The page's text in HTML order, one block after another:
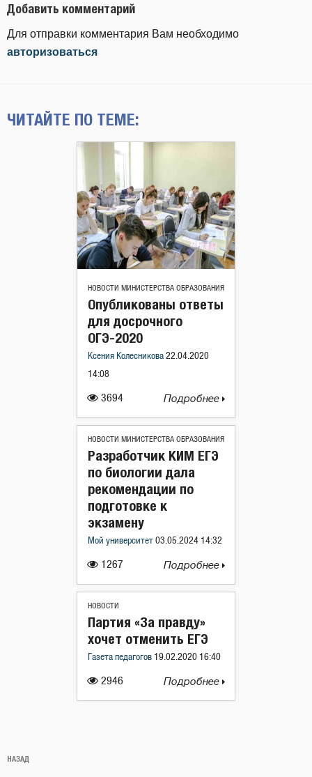
Добавить комментарий
Для отправки комментария Вам необходимо
авторизоваться
ЧИТАЙТЕ ПО ТЕМЕ:
НОВОСТИ МИНИСТЕРСТВА ОБРАЗОВАНИЯ
3694
Опубликованы ответы
для досрочного
ОГЭ-2020
Ксения Колесникова 22.04.2020
14:08
Подробнее
НОВОСТИ МИНИСТЕРСТВА ОБРАЗОВАНИЯ
1267
Разработчик КИМ ЕГЭ
по биологии дала
рекомендации по
подготовке к
экзамену
Мой университет 03.05.2024 14:32
Подробнее
НОВОСТИ
2946
Партия «За правду»
хочет отменить ЕГЭ
Газета педагогов 19.02.2020 16:40
Подробнее
по
Предыдущая
НАЗАД